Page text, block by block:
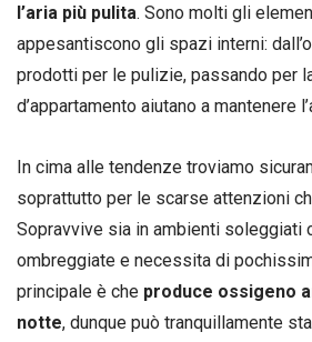
l’aria più pulita. Sono molti gli
appesantiscono gli spazi interni:
prodotti per le pulizie, passando per
d’appartamento aiutano a mantenere
In cima alle tendenze troviamo
soprattutto per le scarse attenzioni
Sopravvive sia in ambienti soleggiati
ombreggiate e necessita di
principale è che produce ossigeno
notte, dunque può tranquillamente